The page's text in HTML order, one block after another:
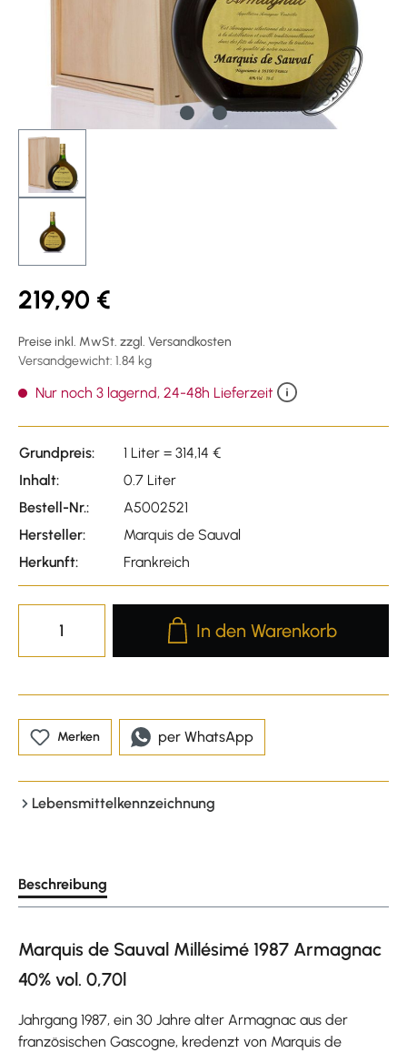
219,90 €
Preise inkl. MwSt. zzgl. Versandkosten
Versandgewicht: 1.84 kg
Nur noch 3 lagernd, 24-48h Lieferzeit
Grundpreis:
1 Liter = 314,14 €
Inhalt:
0.7 Liter
Bestell-Nr.:
A5002521
Hersteller:
Marquis de Sauval
Herkunft:
Frankreich
Produkt Anzahl: Gib den
In den Warenkorb
Merken per WhatsApp
Lebensmittelkennzeichnung
Beschreibung
Marquis de Sauval Millésimé 1987 Armagnac
40% vol. 0,70l
Jahrgang 1987, ein 30 Jahre alter Armagnac aus der
französischen Gascogne, kredenzt von Marquis de